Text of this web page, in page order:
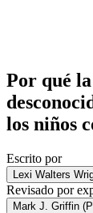
Por qué
los niños
Escrito por
Lexi Walters
Revisado por
Mark J. Griffin